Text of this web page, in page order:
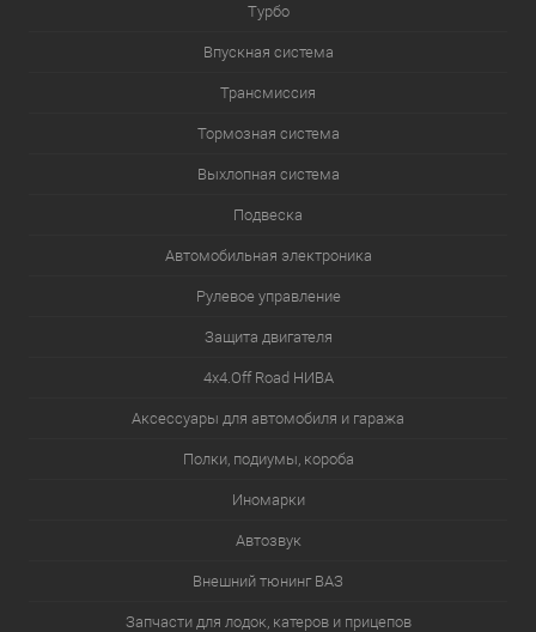
Турбо
Впускная система
Трансмиссия
Тормозная система
Выхлопная система
Подвеска
Автомобильная электроника
Рулевое управление
Защита двигателя
4х4.Off Road НИВА
Аксессуары для автомобиля и гаража
Полки, подиумы, короба
Иномарки
Автозвук
Внешний тюнинг ВАЗ
Запчасти для лодок, катеров и прицепов